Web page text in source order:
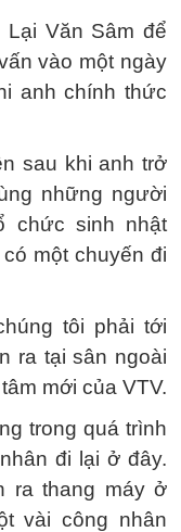
Văn Sâm để
vào một ngày
anh chính thức
sau khi anh trở
những người
chức sinh nhật
một chuyến đi
tôi phải tới
ra tại sân ngoài
mới của VTV.
trong quá trình
đi lại ở đây.
ra thang máy ở
vài công nhân